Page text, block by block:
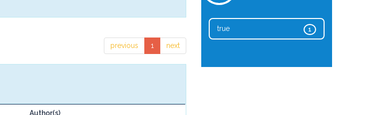
previous 1 next
Author(s)
1
true